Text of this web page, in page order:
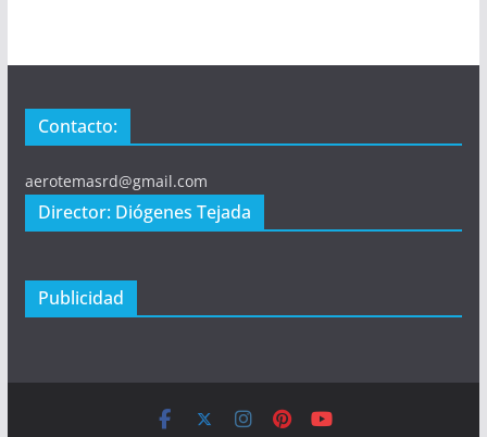
Contacto:
aerotemasrd@gmail.com
Director: Diógenes Tejada
Publicidad